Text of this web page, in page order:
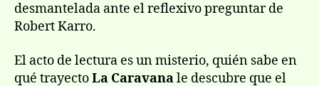
desmantelada ante el reflexivo preguntar de
Robert Karro.
El acto de lectura es un misterio, quién sabe en
qué trayectoLa Caravanale descubre que el